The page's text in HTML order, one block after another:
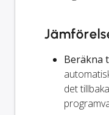
Beräkna
det